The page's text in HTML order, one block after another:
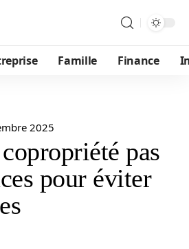
Famille Finance
2025
pas
pour éviter